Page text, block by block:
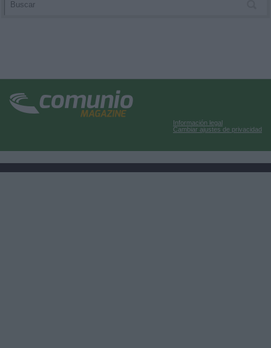
Información legal
Cambiar ajustes de privacidad